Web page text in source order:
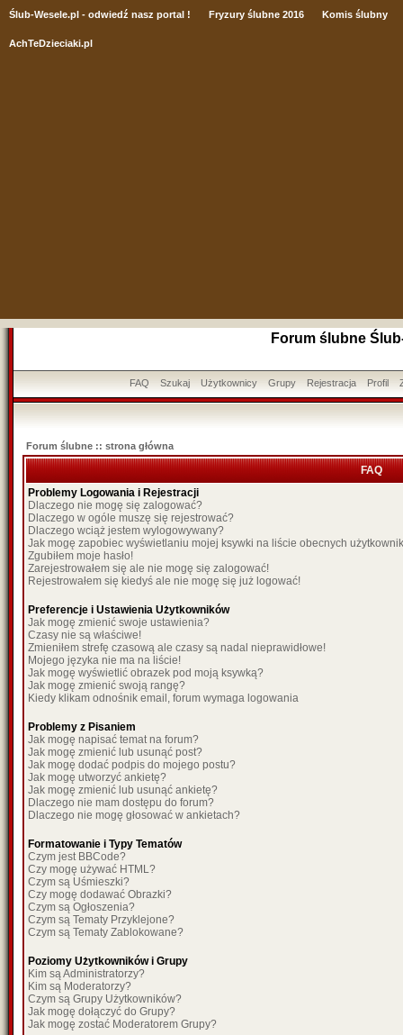
Ślub-Wesele.pl - odwiedź nasz portal ! Fryzury ślubne 2016 Komis ślubny
AchTeDzieciaki.pl
Forum ślubne
FAQ Szukaj Użytkownicy Grupy Rejestracja Profil
Forum ślubne :: strona główna
FAQ
Problemy Logowania i Rejestracji
Dlaczego nie mogę się zalogować?
Dlaczego w ogóle muszę się rejestrować?
Dlaczego wciąż jestem wylogowywany?
Jak mogę zapobiec wyświetlaniu mojej ksywki na liście obecnych
Zgubiłem moje hasło!
Zarejestrowałem się ale nie mogę się zalogować!
Rejestrowałem się kiedyś ale nie mogę się już logować!
Preferencje i Ustawienia Użytkowników
Jak mogę zmienić swoje ustawienia?
Czasy nie są właściwe!
Zmieniłem strefę czasową ale czasy są nadal nieprawidłowe!
Mojego języka nie ma na liście!
Jak mogę wyświetlić obrazek pod moją ksywką?
Jak mogę zmienić swoją rangę?
Kiedy klikam odnośnik email, forum wymaga logowania
Problemy z Pisaniem
Jak mogę napisać temat na forum?
Jak mogę zmienić lub usunąć post?
Jak mogę dodać podpis do mojego postu?
Jak mogę utworzyć ankietę?
Jak mogę zmienić lub usunąć ankietę?
Dlaczego nie mam dostępu do forum?
Dlaczego nie mogę głosować w ankietach?
Formatowanie i Typy Tematów
Czym jest BBCode?
Czy mogę używać HTML?
Czym są Uśmieszki?
Czy mogę dodawać Obrazki?
Czym są Ogłoszenia?
Czym są Tematy Przyklejone?
Czym są Tematy Zablokowane?
Poziomy Użytkowników i Grupy
Kim są Administratorzy?
Kim są Moderatorzy?
Czym są Grupy Użytkowników?
Jak mogę dołączyć do Grupy?
Jak mogę zostać Moderatorem Grupy?